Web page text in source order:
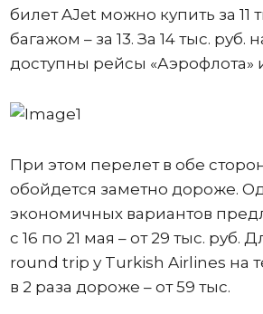
билет AJet можно купить за 11
багажом – за 13. За 14 тыс. руб.
доступны рейсы «Аэрофлота»
При этом перелет в обе
обойдется заметно дороже.
экономичных вариантов
с 16 по 21 мая – от 29 тыс. руб.
round trip у Turkish Airlines на
в 2 раза дороже – от 59 тыс.